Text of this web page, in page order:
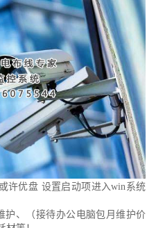
许优盘 设置启动项进入win系统
护、（接待办公电脑包月维护价